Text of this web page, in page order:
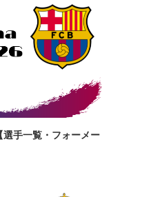
手一覧・フォーメー